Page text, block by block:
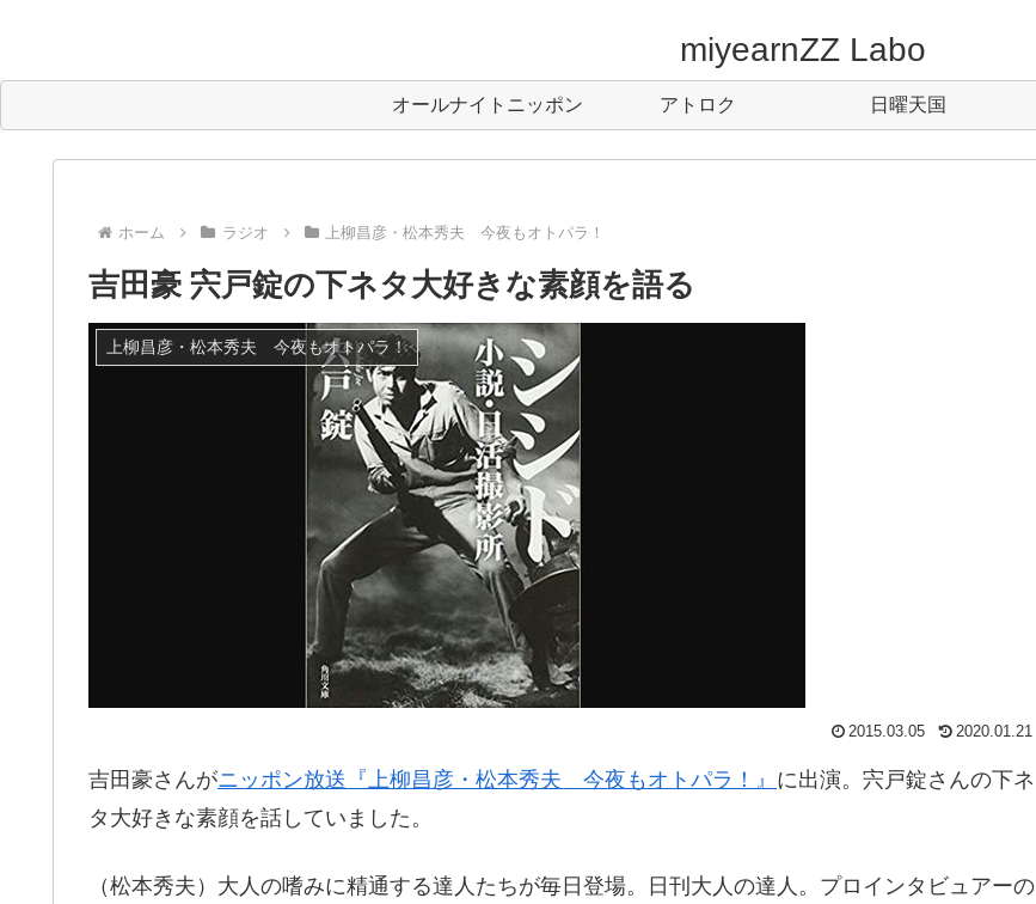
miyearnZZ Labo
オールナイトニッポン アトロク 日曜天国
ホーム ラジオ 上柳昌彦・松本秀夫 今夜もオトパラ！
吉田豪 宍戸錠の下ネタ大好きな素顔を語る
上柳昌彦・松本秀夫 今夜もオトパラ！
2015.03.05 2020.01.21
吉田豪さんがニッポン放送『上柳昌彦・松本秀夫 今夜もオトパラ！』 に出演。宍戸錠さんの下ネ
タ大好きな素顔を話していました。
（松本秀夫）大人の嗜みに精通する達人たちが毎日登場。日刊大人の達人。プロインタビュアーの